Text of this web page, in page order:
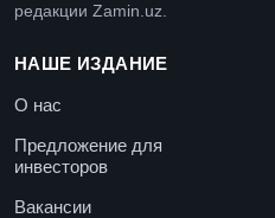
редакции Zamin.uz.
НАШЕ ИЗДАНИЕ
О нас
Предложение для
инвесторов
Вакансии